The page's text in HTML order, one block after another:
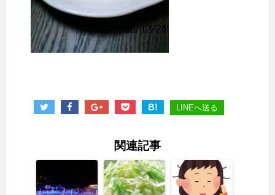
B! LINEへ送る
関連記事